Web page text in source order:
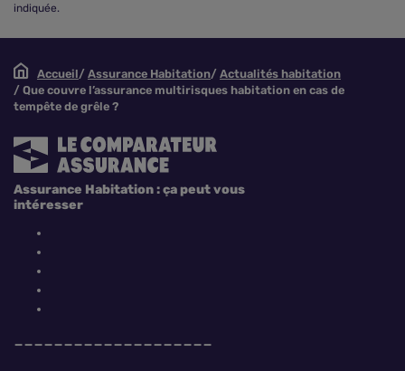
indiquée.
Accueil Assurance Habitation
Actualités habitation
Que couvre l’assurance multirisques habitation en cas de
tempête de grêle ?
Assurance Habitation : ça peut vous
intéresser